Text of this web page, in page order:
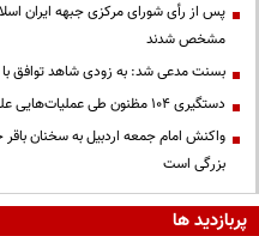
پس از رأی شورای مرکزی جبهه ایران
مشخص شدند
بسنت مدعی شد: به زودی شاهد توافق با
دستگیری ۱۰۴ مظنون طی عملیات‌هایی علیه داعش در ترکیه
واکنش امام جمعه اردبیل به سخنان
بزرگی است
پربازدید ها